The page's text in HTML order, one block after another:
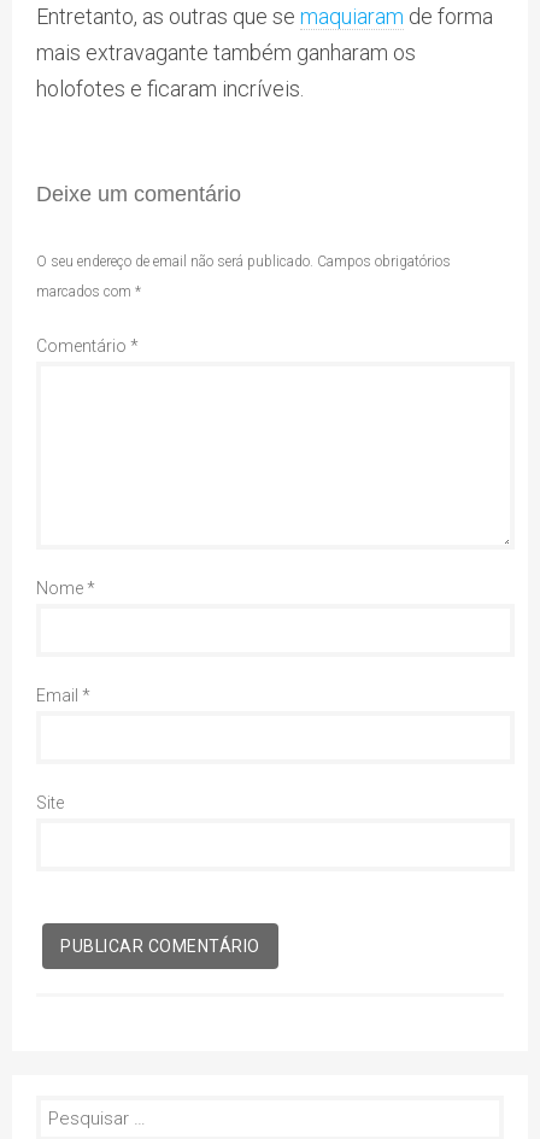
Entretanto, as outras que se maquiaram de forma
mais extravagante também ganharam os
holofotes e ficaram incríveis.
Deixe um comentário
O seu endereço de email não será publicado. Campos obrigatórios
marcados com *
Comentário *
Nome*
Email *
Site
Pesquisar